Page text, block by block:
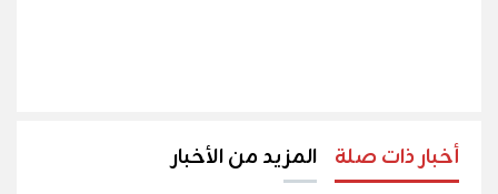
أخبار ذات صلة المزيد من الأخبار